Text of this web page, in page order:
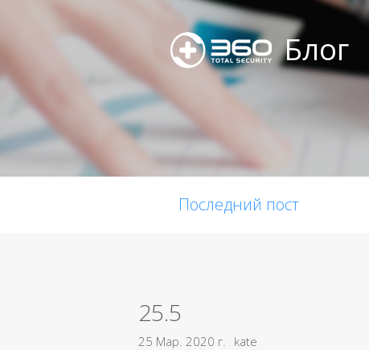
Блог
Последний пост
25.5
25 Мар. 2020 г. kate